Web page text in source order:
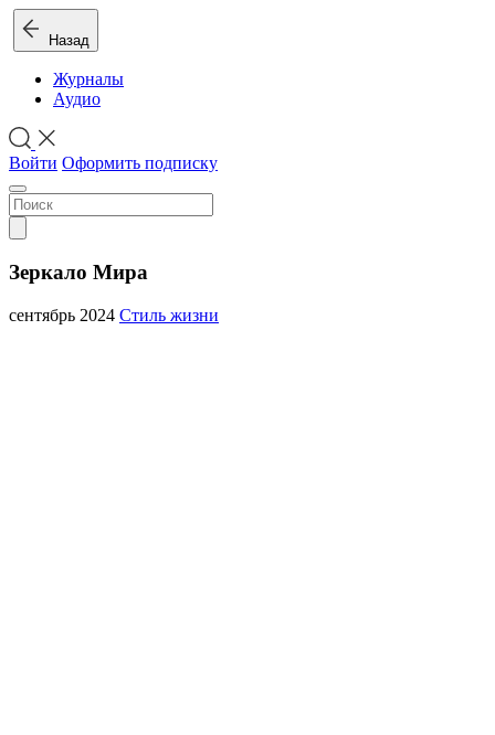
Назад
Журналы
Аудио
Войти Оформить подписку
Зеркало Мира
сентябрь 2024 Стиль жизни